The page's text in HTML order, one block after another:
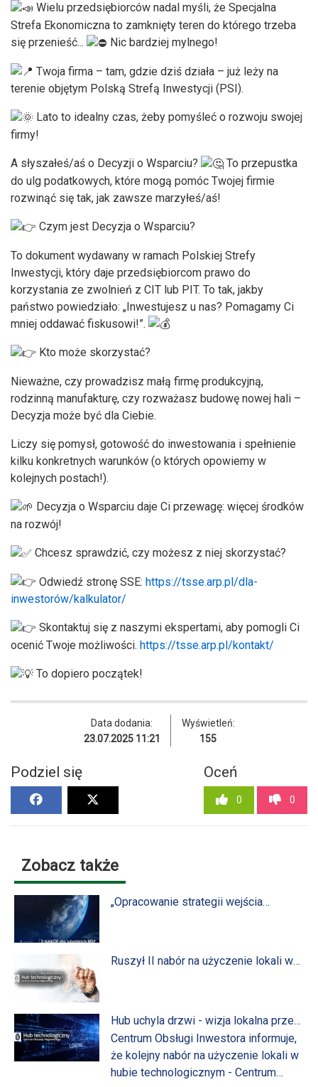
Wielu przedsiębiorców nadal myśli, że Specjalna
Strefa Ekonomiczna to zamknięty teren do którego trzeba
się przenieść...
Nic bardziej mylnego!
Twoja firma – tam, gdzie dziś działa – już leży na
terenie objętym Polską Strefą Inwestycji (PSI).
Lato to idealny czas, żeby pomyśleć o rozwoju swojej
firmy!
A słyszałeś/aś o Decyzji o Wsparciu?
To przepustka
do ulg podatkowych, które mogą pomóc Twojej firmie
rozwinąć się tak, jak zawsze marzyłeś/aś!
Czym jest Decyzja o Wsparciu?
To dokument wydawany w ramach Polskiej Strefy
Inwestycji, który daje przedsiębiorcom prawo do
korzystania ze zwolnień z CIT lub PIT. To tak, jakby
państwo powiedziało: „Inwestujesz u nas? Pomagamy Ci
mniej oddawać fiskusowi!”.
Kto może skorzystać?
Nieważne, czy prowadzisz małą firmę produkcyjną,
rodzinną manufakturę, czy rozważasz budowę nowej hali –
Decyzja może być dla Ciebie.
Liczy się pomysł, gotowość do inwestowania i spełnienie
kilku konkretnych warunków (o których opowiemy w
kolejnych postach!).
Decyzja o Wsparciu daje Ci przewagę: więcej środków
na rozwój!
Chcesz sprawdzić, czy możesz z niej skorzystać?
Odwiedź stronę SSE: https://tsse.arp.pl/dla-
inwestorów/kalkulator/
Skontaktuj się z naszymi ekspertami, aby pomogli Ci
ocenić Twoje możliwości. https://tsse.arp.pl/kontakt/
To dopiero początek!
Data dodania:
23.07.2025 11:21
Wyświetleń:
155
Podziel się Oceń
0 0
Zobacz także
„Opracowanie strategii wejścia
województwa lubelskiego”.
Ruszył II nabór na użyczenie lokali w
Hub uchyla drzwi - wizja lokalna przed
naborem na użyczenie biur
Centrum Obsługi Inwestora informuje,
że kolejny nabór na użyczenie lokali w
hubie technologicznym - Centrum